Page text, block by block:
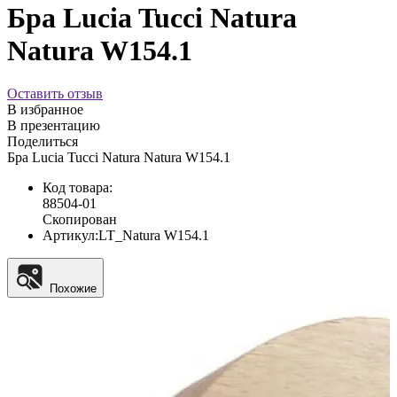
Бра Lucia Tucci Natura
Natura W154.1
Оставить отзыв
В избранное
В презентацию
Поделиться
Бра Lucia Tucci Natura Natura W154.1
Код товара:
88504-01
Скопирован
Артикул:LT_Natura W154.1
Похожие